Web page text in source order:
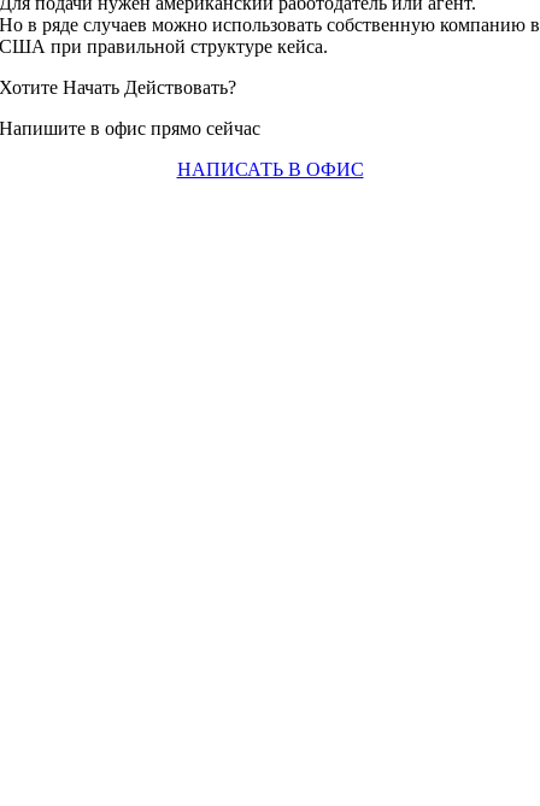
Но в ряде случаев можно использовать собственную компанию в
США при правильной структуре кейса.
Хотите Начать Действовать?
Напишите в офис прямо сейчас
НАПИСАТЬ В ОФИС